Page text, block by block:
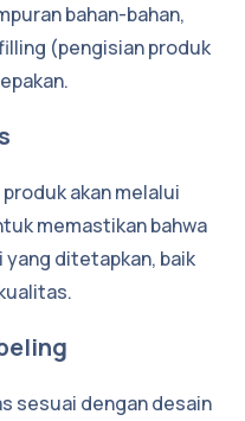
bahan-bahan,
(pengisian produk
akan melalui
memastikan bahwa
ditetapkan, baik
sesuai dengan desain